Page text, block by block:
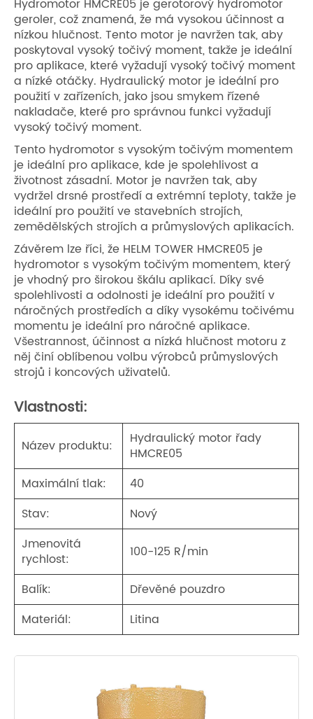
Hydromotor HMCRE05 je gerotorový hydromotor
geroler, což znamená, že má vysokou účinnost a
nízkou hlučnost. Tento motor je navržen tak, aby
poskytoval vysoký točivý moment, takže je ideální
pro aplikace, které vyžadují vysoký točivý moment
a nízké otáčky. Hydraulický motor je ideální pro
použití v zařízeních, jako jsou smykem řízené
nakladače, které pro správnou funkci vyžadují
vysoký točivý moment.
Tento hydromotor s vysokým točivým momentem
je ideální pro aplikace, kde je spolehlivost a
životnost zásadní. Motor je navržen tak, aby
vydržel drsné prostředí a extrémní teploty, takže je
ideální pro použití ve stavebních strojích,
zemědělských strojích a průmyslových aplikacích.
Závěrem lze říci, že HELM TOWER HMCRE05 je
hydromotor s vysokým točivým momentem, který
je vhodný pro širokou škálu aplikací. Díky své
spolehlivosti a odolnosti je ideální pro použití v
náročných prostředích a díky vysokému točivému
momentu je ideální pro náročné aplikace.
Všestrannost, účinnost a nízká hlučnost motoru z
něj činí oblíbenou volbu výrobců průmyslových
strojů i koncových uživatelů.
Vlastnosti:
Název produktu:
Hydraulický motor řady
HMCRE05
Maximální tlak:
40
Stav:
Nový
Jmenovitá
rychlost:
100-125 R/min
Balík:
Dřevěné pouzdro
Materiál:
Litina